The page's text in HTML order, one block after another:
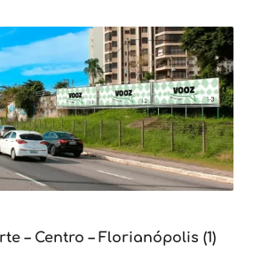
– Centro – Florianópolis (1)